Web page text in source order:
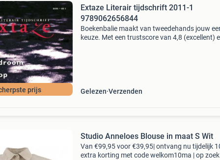
prijs
Extaze Literair tijdschrift 2011-1
9789062656844
Boekenbalie maakt van tweedehands jouw
keuze. Met een trustscore van 4,8 (excellent)
Gelezen Verzenden
Studio Anneloes Blouse in maat S Wit
Van €99,95 voor €39,95| ontvang nu tijdelijk
extra korting met code welkom10ma | op